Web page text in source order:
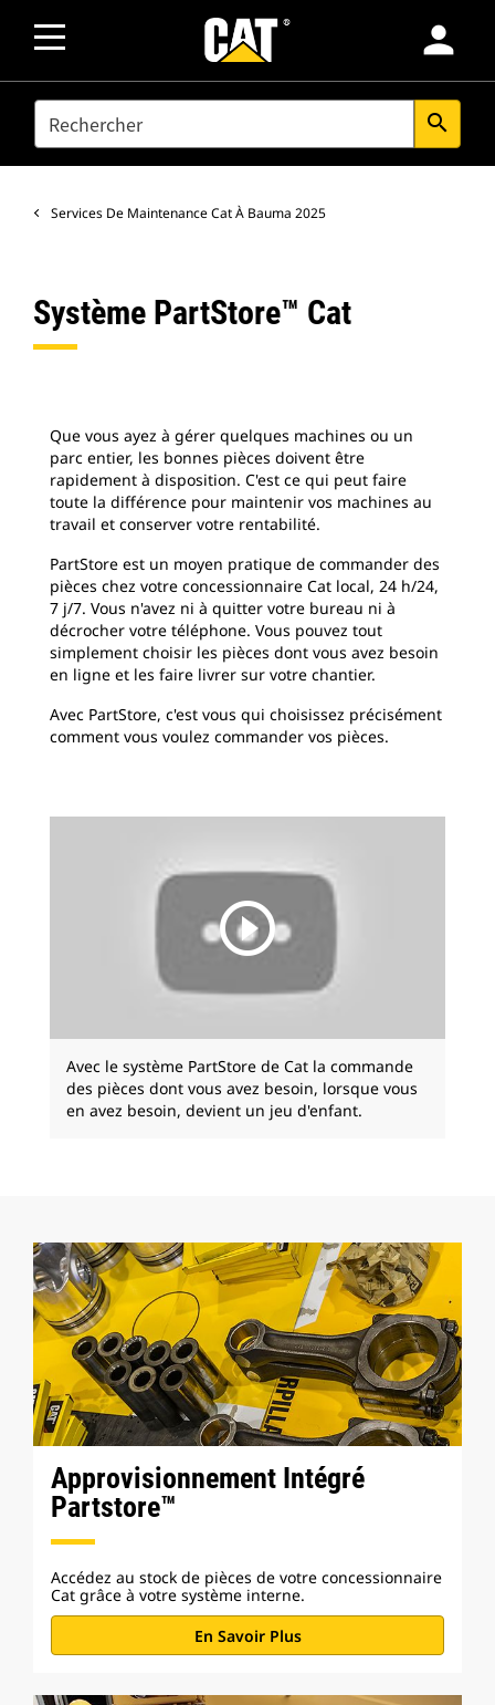
person
SEARCH search
Services De Maintenance Cat À Bauma 2025
Système PartStore™ Cat
Que vous ayez à gérer quelques machines ou un
parc entier, les bonnes pièces doivent être
rapidement à disposition. C'est ce qui peut faire
toute la différence pour maintenir vos machines au
travail et conserver votre rentabilité.
PartStore est un moyen pratique de commander des
pièces chez votre concessionnaire Cat local, 24 h/24,
7 j/7. Vous n'avez ni à quitter votre bureau ni à
décrocher votre téléphone. Vous pouvez tout
simplement choisir les pièces dont vous avez besoin
en ligne et les faire livrer sur votre chantier.
Avec PartStore, c'est vous qui choisissez précisément
comment vous voulez commander vos pièces.
play_circle_outline
Avec le système PartStore de Cat la commande
des pièces dont vous avez besoin, lorsque vous
en avez besoin, devient un jeu d'enfant.
Approvisionnement Intégré
Partstore™
Accédez au stock de pièces de votre concessionnaire
Cat grâce à votre système interne.
En Savoir Plus